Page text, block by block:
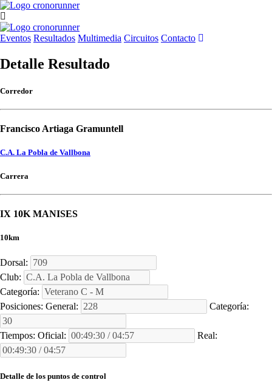
Eventos Resultados Multimedia Circuitos Contacto
Detalle Resultado
Corredor
Francisco Artiaga Gramuntell
C.A. La Pobla de Vallbona
Carrera
IX 10K MANISES
10km
Dorsal:
Club:
Categoría:
Posiciones: General: Categoría:
Tiempos: Oficial: Real:
Detalle de los puntos de control